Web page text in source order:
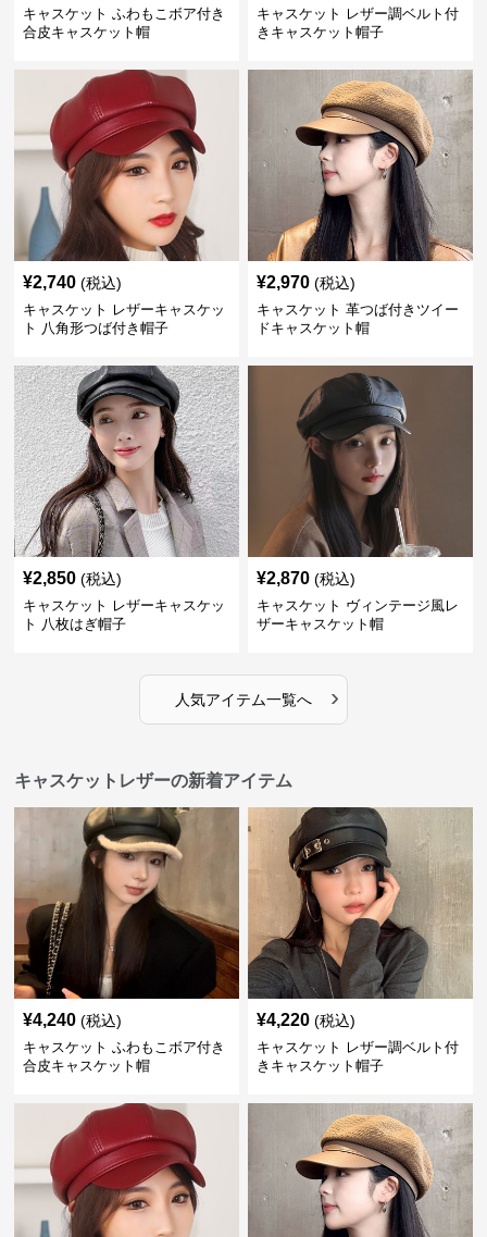
キャスケット ふわもこボア付き
合皮キャスケット帽
キャスケット レザー調ベルト付
きキャスケット帽子
¥2,740 (税込)
キャスケット レザーキャスケッ
ト 八角形つば付き帽子
¥2,970 (税込)
キャスケット 革つば付きツイー
ドキャスケット帽
¥2,850 (税込)
キャスケット レザーキャスケッ
ト 八枚はぎ帽子
¥2,870 (税込)
キャスケット ヴィンテージ風レ
ザーキャスケット帽
人気アイテム一覧へ ›
キャスケットレザーの新着アイテム
¥4,240 (税込)
キャスケット ふわもこボア付き
合皮キャスケット帽
¥4,220 (税込)
キャスケット レザー調ベルト付
きキャスケット帽子